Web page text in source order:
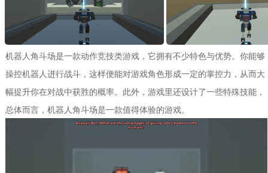
机器人角斗场是一款动作竞技类游戏，它拥有不少特色与优势。你能够
操控机器人进行战斗，这样便能对游戏角色形成一定的掌控力，从而大
幅提升你在对战中获胜的概率。此外，游戏里还设计了一些特殊技能，
总体而言，机器人角斗场是一款值得体验的游戏。